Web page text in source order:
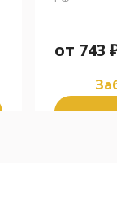
от 743